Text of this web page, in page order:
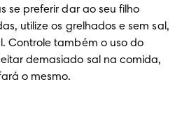
se preferir dar ao seu filho
utilize os grelhados e sem sal,
Controle também o uso do
demasiado sal na comida,
o mesmo.